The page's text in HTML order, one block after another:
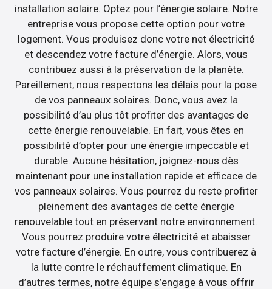
installation solaire. Optez pour l’énergie solaire. Notre
entreprise vous propose cette option pour votre
logement. Vous produisez donc votre net électricité
et descendez votre facture d’énergie. Alors, vous
contribuez aussi à la préservation de la planète.
Pareillement, nous respectons les délais pour la pose
de vos panneaux solaires. Donc, vous avez la
possibilité d’au plus tôt profiter des avantages de
cette énergie renouvelable. En fait, vous êtes en
possibilité d’opter pour une énergie impeccable et
durable. Aucune hésitation, joignez-nous dès
maintenant pour une installation rapide et efficace de
vos panneaux solaires. Vous pourrez du reste profiter
pleinement des avantages de cette énergie
renouvelable tout en préservant notre environnement.
Vous pourrez produire votre électricité et abaisser
votre facture d’énergie. En outre, vous contribuerez à
la lutte contre le réchauffement climatique. En
d’autres termes, notre équipe s’engage à vous offrir